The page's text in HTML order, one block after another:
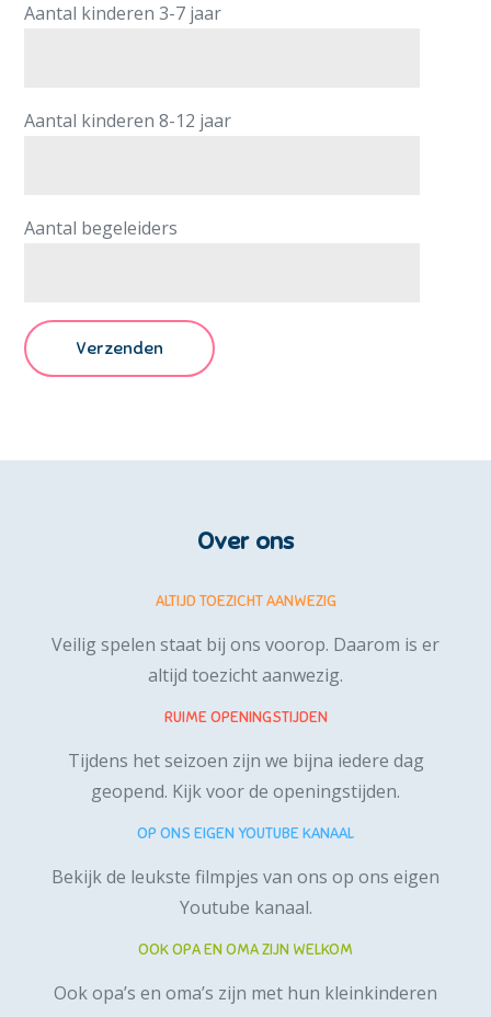
Aantal kinderen 3-7 jaar
Aantal kinderen 8-12 jaar
Aantal begeleiders
Over ons
ALTIJD TOEZICHT AANWEZIG
Veilig spelen staat bij ons voorop. Daarom is er
altijd toezicht aanwezig.
RUIME OPENINGSTIJDEN
Tijdens het seizoen zijn we bijna iedere dag
geopend. Kijk voor de openingstijden.
OP ONS EIGEN YOUTUBE KANAAL
Bekijk de leukste filmpjes van ons op ons eigen
Youtube kanaal.
OOK OPA EN OMA ZIJN WELKOM
Ook opa’s en oma’s zijn met hun kleinkinderen